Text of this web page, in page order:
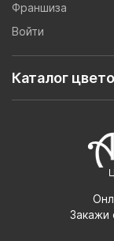
Закажи
Франшиза
Войти
Каталог